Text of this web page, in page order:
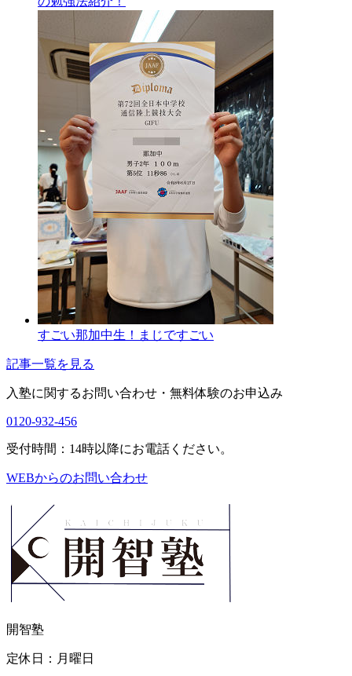
すごい那加中生！まじですごい
記事一覧を見る
入塾に関するお問い合わせ・ 無料体験のお申込み
0120-932-456
受付時間：14時以降にお電話ください。
WEBからのお問い合わせ
開智塾
定休日：月曜日